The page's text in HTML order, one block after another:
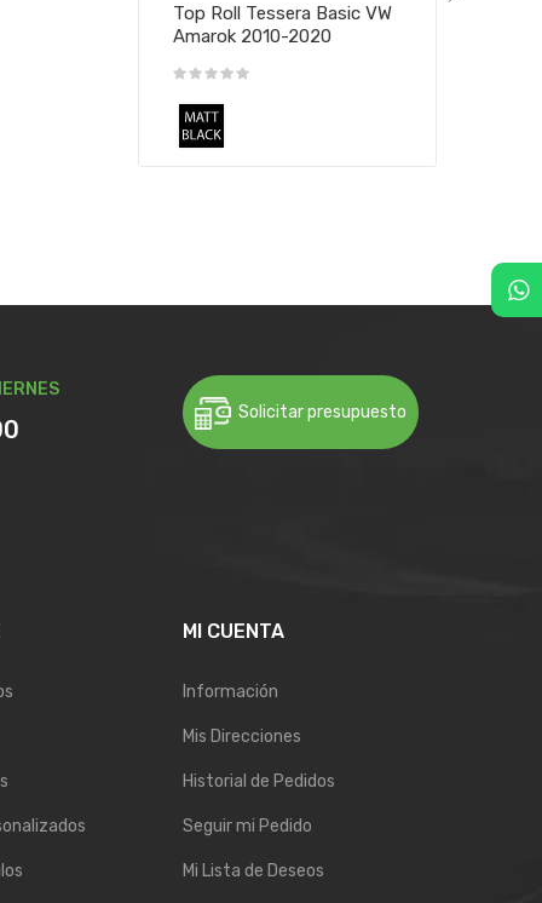
Top Roll Tessera Basic VW
Amarok 2010-2020
Solicitar presupuesto
MI CUENTA
Información
Mis Direcciones
Historial de Pedidos
Seguir mi Pedido
Mi Lista de Deseos